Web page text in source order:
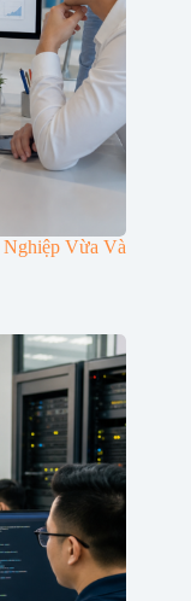
Nghiệp Vừa Và